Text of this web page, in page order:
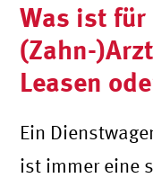
Was ist für
(Zahn-
Leasen
Ein
ist immer eine